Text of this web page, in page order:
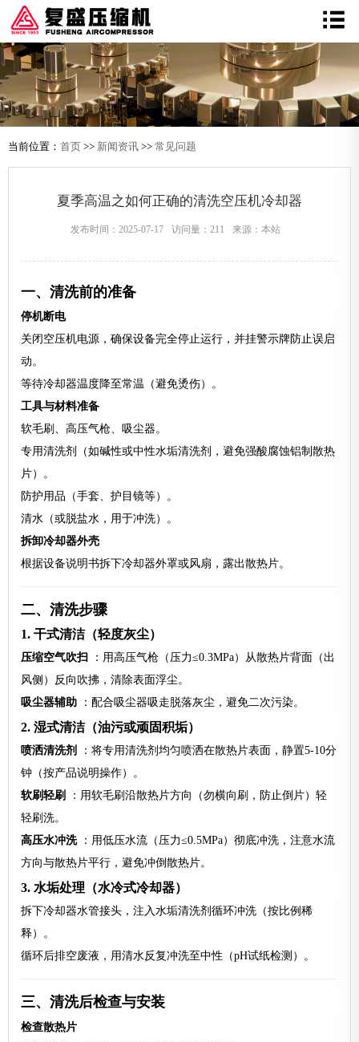
当前位置： 首页 >> 新闻资讯 >> 常见问题
夏季高温之如何正确的清洗空压机冷却器
发布时间：2025-07-17 访问量：211 来源：本站
一、清洗前的准备
停机断电
关闭空压机电源，确保设备完全停止运行，并挂警示牌防止误启
动。
等待冷却器温度降至常温（避免烫伤）。
工具与材料准备
软毛刷、高压气枪、吸尘器。
专用清洗剂（如碱性或中性水垢清洗剂，避免强酸腐蚀铝制散热
片）。
防护用品（手套、护目镜等）。
清水（或脱盐水，用于冲洗）。
拆卸冷却器外壳
根据设备说明书拆下冷却器外罩或风扇，露出散热片。
二、清洗步骤
1. 干式清洁（轻度灰尘）
压缩空气吹扫
：用高压气枪（压力≤0.3MPa）从散热片背面（出
风侧）反向吹拂，清除表面浮尘。
吸尘器辅助
：配合吸尘器吸走脱落灰尘，避免二次污染。
2. 湿式清洁（油污或顽固积垢）
喷洒清洗剂
：将专用清洗剂均匀喷洒在散热片表面，静置5-10分
钟（按产品说明操作）。
软刷轻刷
：用软毛刷沿散热片方向（勿横向刷，防止倒片）轻
轻刷洗。
高压水冲洗 ：用低压水流（压力≤0.5MPa）彻底冲洗，注意水流
方向与散热片平行，避免冲倒散热片。
3. 水垢处理（水冷式冷却器）
拆下冷却器水管接头，注入水垢清洗剂循环冲洗（按比例稀
释）。
循环后排空废液，用清水反复冲洗至中性（pH试纸检测）。
三、清洗后检查与安装
检查散热片